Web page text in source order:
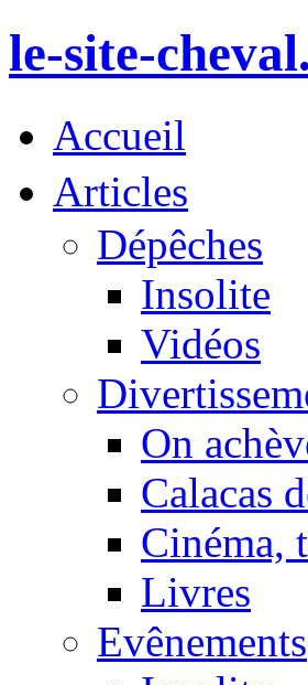
le-site-
Accueil
Articles
Dépêches
Insolite
Vidéos
On
Calacas
Cinéma,
Livres
Evênements